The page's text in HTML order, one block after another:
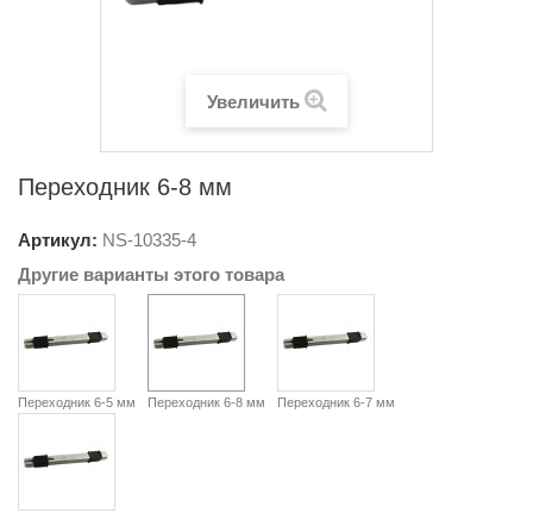
Увеличить
Переходник 6-8 мм
Артикул: NS-10335-4
Другие варианты этого товара
Переходник 6-5 мм Переходник 6-8 мм Переходник 6-7 мм